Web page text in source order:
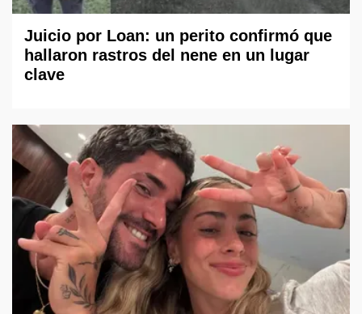
Juicio por Loan: un perito confirmó que
hallaron rastros del nene en un lugar
clave